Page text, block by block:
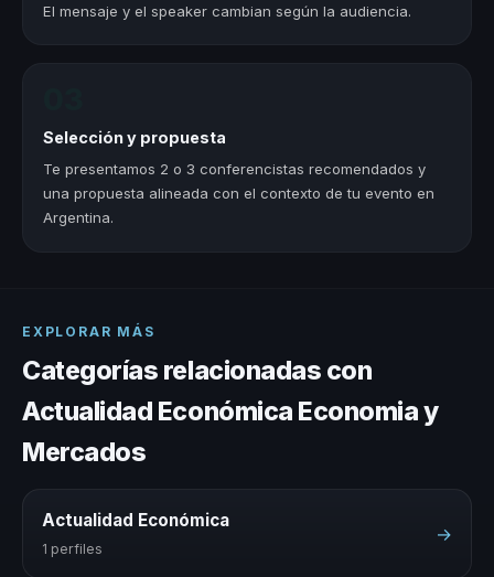
El mensaje y el speaker cambian según la audiencia.
Selección y propuesta
Te presentamos 2 o 3 conferencistas recomendados y
una propuesta alineada con el contexto de tu evento en
Argentina.
EXPLORAR MÁS
Categorías relacionadas con
Actualidad Económica Economia y
Mercados
Actualidad Económica
1 perfiles
→